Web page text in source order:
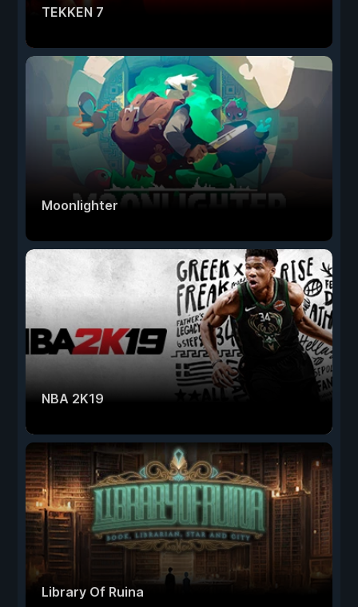
TEKKEN 7
Moonlighter
NBA 2K19
Library Of Ruina